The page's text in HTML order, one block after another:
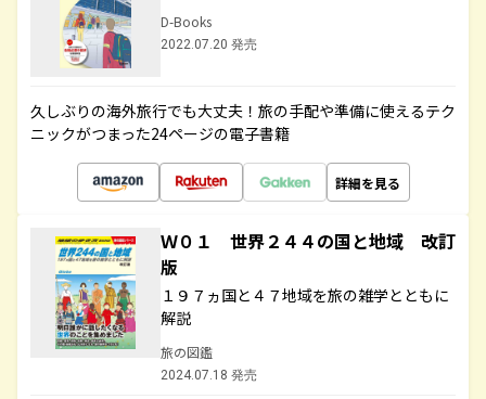
D-Books
2022.07.20 発売
久しぶりの海外旅行でも大丈夫！旅の手配や準備に使えるテク
ニックがつまった24ページの電子書籍
詳細を見る
Ｗ０１ 世界２４４の国と地域 改訂
版
１９７ヵ国と４７地域を旅の雑学とともに
解説
旅の図鑑
2024.07.18 発売